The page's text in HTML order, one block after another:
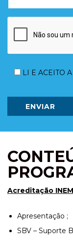
leave
empty.
LI E ACEITO A
ENVIAR
Acreditação
Apresentação ;
SBV – Suporte